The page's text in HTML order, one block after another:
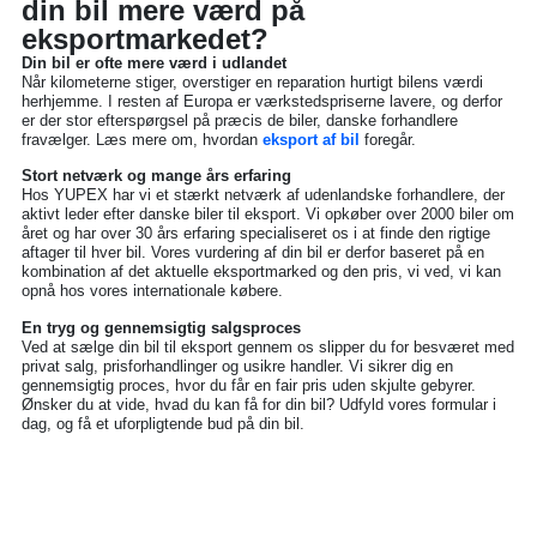
din bil mere værd på
eksportmarkedet?
Din bil er ofte mere værd i udlandet
Når kilometerne stiger, overstiger en reparation hurtigt bilens værdi
herhjemme. I resten af Europa er værkstedspriserne lavere, og derfor
er der stor efterspørgsel på præcis de biler, danske forhandlere
fravælger. Læs mere om, hvordan eksport af bil foregår.
Stort netværk og mange års erfaring
Hos YUPEX har vi et stærkt netværk af udenlandske forhandlere, der
aktivt leder efter danske biler til eksport. Vi opkøber over 2000 biler om
året og har over 30 års erfaring specialiseret os i at finde den rigtige
aftager til hver bil. Vores vurdering af din bil er derfor baseret på en
kombination af det aktuelle eksportmarked og den pris, vi ved, vi kan
opnå hos vores internationale købere.
En tryg og gennemsigtig salgsproces
Ved at sælge din bil til eksport gennem os slipper du for besværet med
privat salg, prisforhandlinger og usikre handler. Vi sikrer dig en
gennemsigtig proces, hvor du får en fair pris uden skjulte gebyrer.
Ønsker du at vide, hvad du kan få for din bil? Udfyld vores formular i
dag, og få et uforpligtende bud på din bil.